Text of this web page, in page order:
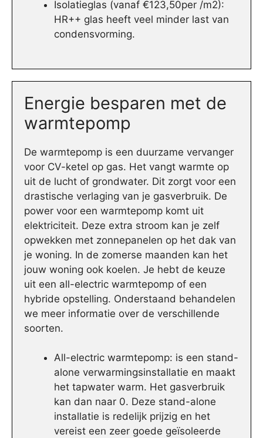
Isolatieglas (vanaf €123,50per /m2):
HR++ glas heeft veel minder last van
condensvorming.
Energie besparen met de
warmtepomp
De warmtepomp is een duurzame vervanger
voor CV-ketel op gas. Het vangt warmte op
uit de lucht of grondwater. Dit zorgt voor een
drastische verlaging van je gasverbruik. De
power voor een warmtepomp komt uit
elektriciteit. Deze extra stroom kan je zelf
opwekken met zonnepanelen op het dak van
je woning. In de zomerse maanden kan het
jouw woning ook koelen. Je hebt de keuze
uit een all-electric warmtepomp of een
hybride opstelling. Onderstaand behandelen
we meer informatie over de verschillende
soorten.
All-electric warmtepomp: is een stand-
alone verwarmingsinstallatie en maakt
het tapwater warm. Het gasverbruik
kan dan naar 0. Deze stand-alone
installatie is redelijk prijzig en het
vereist een zeer goede geïsoleerde